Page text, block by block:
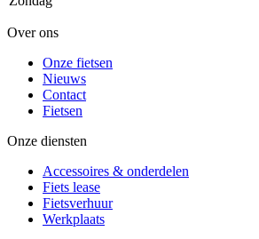
Over ons
Onze fietsen
Nieuws
Contact
Fietsen
Onze diensten
Accessoires & onderdelen
Fiets lease
Fietsverhuur
Werkplaats